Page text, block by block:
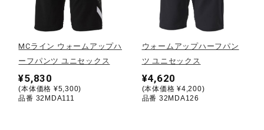
アウトドア／レイン
MCライン ウォームアップハ
ーフパンツ ユニセックス
¥5,830
(本体価格 ¥5,300)
品番 32MDA111
ウォームアップハーフパン
ツ ユニセックス
¥4,620
(本体価格 ¥4,200)
品番 32MDA126